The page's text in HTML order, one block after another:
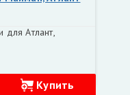
для Атлант,
Купить